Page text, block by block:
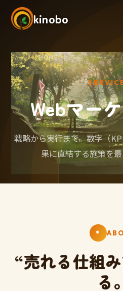
kinobo
HOME / 事業・サービス /
Webマー
戦略から実行まで。数字（
果に直結する施策を最
＊
“売れる仕組
る。